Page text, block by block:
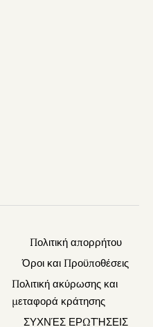
Πολιτική απορρήτου
Όροι και Προϋποθέσεις
Πολιτική ακύρωσης και
μεταφορά κράτησης
ΣΥΧΝΈΣ ΕΡΩΤΉΣΕΙΣ